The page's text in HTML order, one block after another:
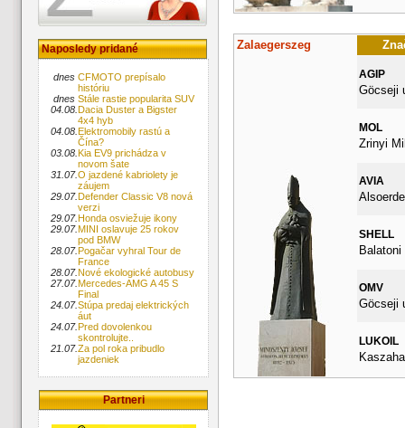
Naposledy pridané
dnes CFMOTO prepísalo
históriu
dnes Stále rastie popularita SUV
04.08.Dacia Duster a Bigster
4x4 hyb
04.08.Elektromobily rastú a
Čína?
03.08.Kia EV9 prichádza v
novom šate
31.07.O jazdené kabriolety je
záujem
29.07.Defender Classic V8 nová
verzi
29.07.Honda osviežuje ikony
29.07.MINI oslavuje 25 rokov
pod BMW
28.07.Pogačar vyhral Tour de
France
28.07.Nové ekologické autobusy
27.07.Mercedes-AMG A 45 S
Final
24.07.Stúpa predaj elektrických
áut
24.07.Pred dovolenkou
skontrolujte..
21.07.Za pol roka pribudlo
jazdeniek
Partneri
Zalaegerszeg
AGIP
Göcseji
MOL
Zrinyi
AVIA
SHELL
OMV
Göcseji
LUKOIL